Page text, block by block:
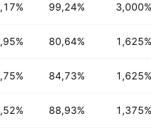
99,24% 3,000%
80,64% 1,625%
84,73% 1,625%
88,93% 1,375%